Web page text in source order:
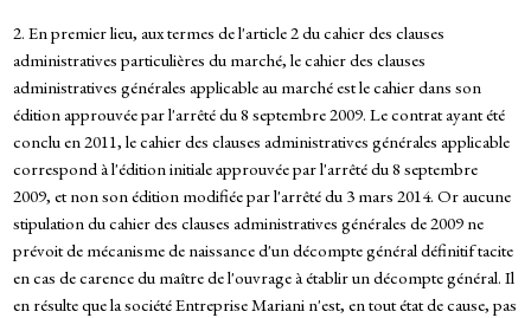
2. En premier lieu, aux termes de l'article 2 du cahier des clauses
administratives particulières du marché, le cahier des clauses
administratives générales applicable au marché est le cahier dans son
édition approuvée par l'arrêté du 8 septembre 2009. Le contrat ayant été
conclu en 2011, le cahier des clauses administratives générales applicable
correspond à l'édition initiale approuvée par l'arrêté du 8 septembre
2009, et non son édition modifiée par l'arrêté du 3 mars 2014. Or aucune
stipulation du cahier des clauses administratives générales de 2009 ne
prévoit de mécanisme de naissance d'un décompte général définitif tacite
en cas de carence du maître de l'ouvrage à établir un décompte général. Il
en résulte que la société Entreprise Mariani n'est, en tout état de cause, pas